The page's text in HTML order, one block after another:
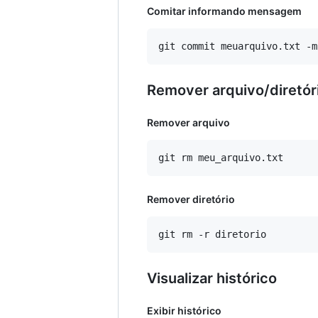
Comitar informando mensagem
Remover arquivo/
Remover arquivo
Remover diretório
Visualizar histórico
Exibir histórico